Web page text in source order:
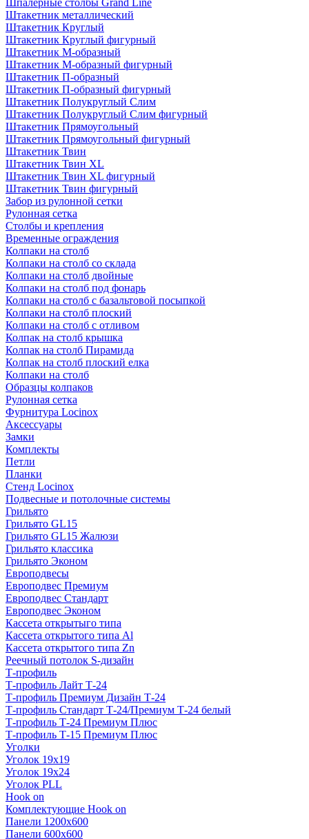
Шпалерные столбы Grand Line
Штакетник металлический
Штакетник Круглый
Штакетник Круглый фигурный
Штакетник М-образный
Штакетник М-образный фигурный
Штакетник П-образный
Штакетник П-образный фигурный
Штакетник Полукруглый Слим
Штакетник Полукруглый Слим фигурный
Штакетник Прямоугольный
Штакетник Прямоугольный фигурный
Штакетник Твин
Штакетник Твин XL
Штакетник Твин XL фигурный
Штакетник Твин фигурный
Забор из рулонной сетки
Рулонная сетка
Столбы и крепления
Временные ограждения
Колпаки на столб
Колпаки на столб со склада
Колпаки на столб двoйные
Колпаки на столб под фонарь
Колпаки на столб с базальтовой посыпкой
Колпаки на столб плоский
Колпаки на столб с отливом
Колпак на столб крышка
Колпак на столб Пирамида
Колпак на столб плоский елка
Колпаки на столб
Образцы колпаков
Рулонная сетка
Фурнитура Locinox
Аксессуары
Замки
Комплекты
Петли
Планки
Стенд Locinox
Подвесные и потолочные системы
Грильято
Грильято GL15
Грильято GL15 Жалюзи
Грильято классика
Грильято Эконом
Европодвесы
Европодвес Премиум
Европодвес Стандарт
Европодвес Эконом
Кассета открытыго типа
Кассета открытого типа Al
Кассета открытого типа Zn
Реечный потолок S-дизайн
Т-профиль
Т-профиль Лайт Т-24
Т-профиль Премиум Дизайн Т-24
Т-профиль Стандарт Т-24/Премиум Т-24 белый
Т-профиль Т-24 Премиум Плюс
Т-профиль Т-15 Премиум Плюс
Уголки
Уголок 19х19
Уголок 19х24
Уголок PLL
Hook on
Комплектующие Hook on
Панели 1200х600
Панели 600х600